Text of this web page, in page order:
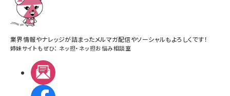
業界情報やナレッジが詰まったメルマガ配信やソーシャルもよろしくです！
姉妹サイトもぜひ： ネッ担・ ネッ担お悩み相談室